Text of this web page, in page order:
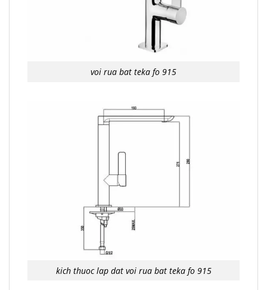
voi rua bat teka fo 915
kich thuoc lap dat voi rua bat teka fo 915